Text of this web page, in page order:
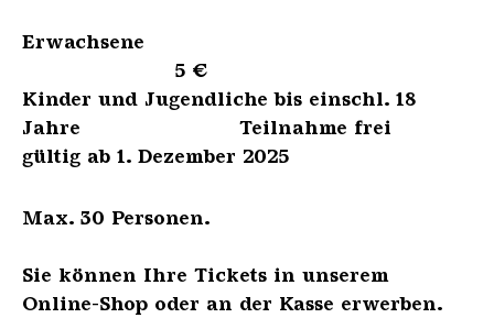
Erwachsene
5 €
Kinder und Jugendliche bis einschl. 18
Jahre Teilnahme frei
gültig ab 1. Dezember 2025
Max. 30 Personen.
Sie können Ihre Tickets in unserem
Online-Shop oder an der Kasse erwerben.